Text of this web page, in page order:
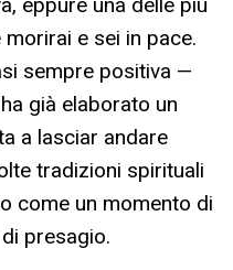
e sei in pace.
sempre positiva —
già elaborato un
a lasciar andare
tradizioni spirituali
come un momento di
presagio.